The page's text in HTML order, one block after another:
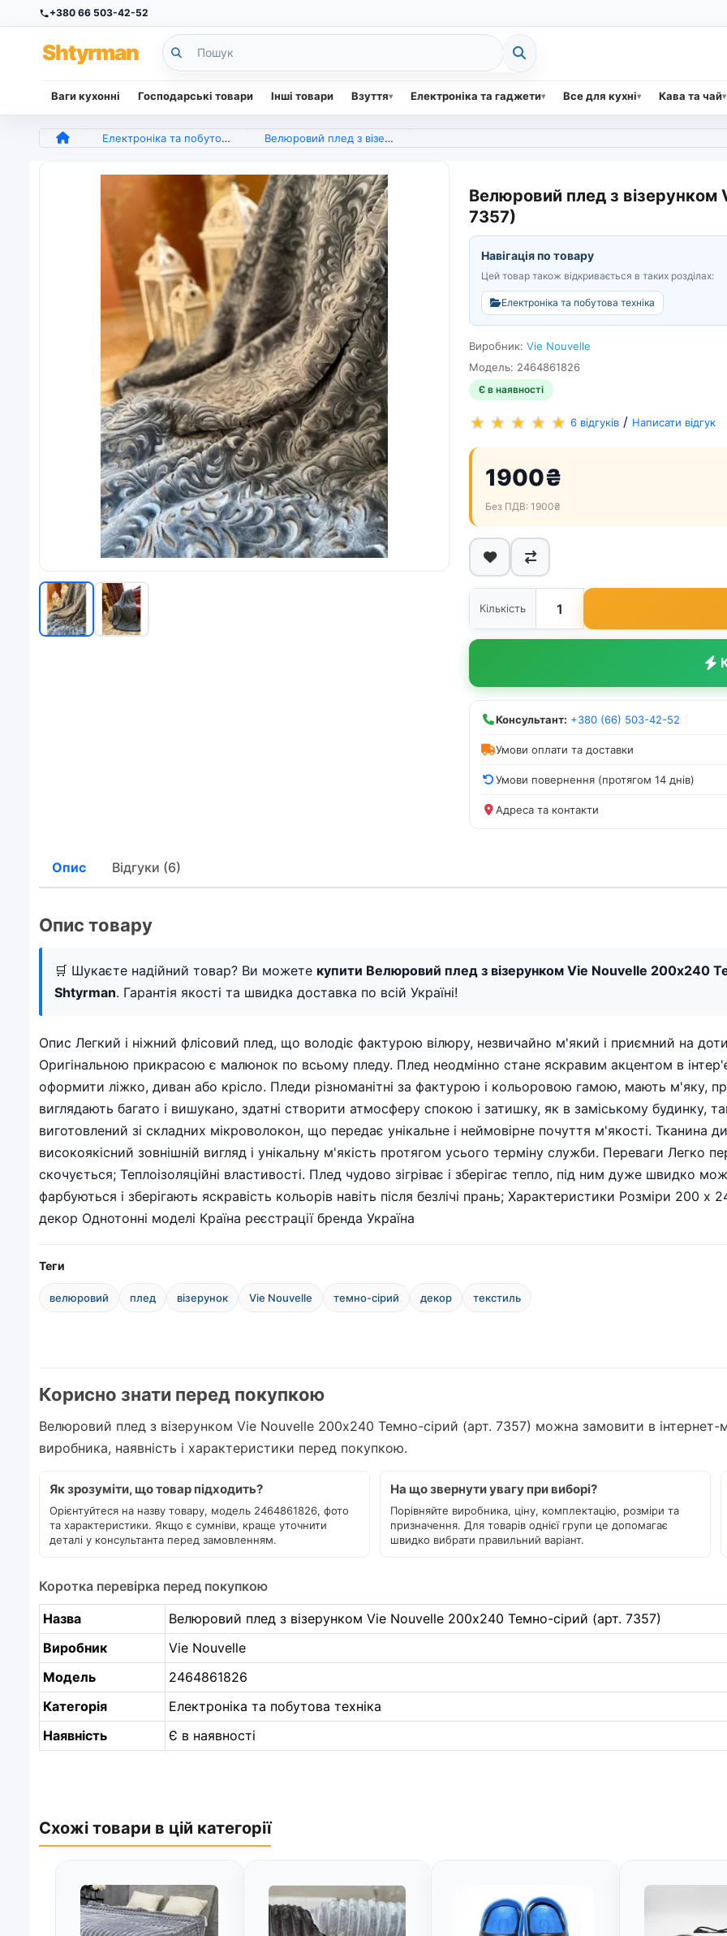
+380 66 503-42-52
Shtyrman
Ваги кухонні Господарські товари Інші товари Взуття Електроніка та гаджети Все для кухні Кава та чай
Електроніка та побутова техніка Велюровий плед з візерунком Vie Nouvelle 200х240 Темно-сірий (арт. 7357)
Велюровий плед з
7357)
Навігація по товару
Цей товар також відкривається в таких розділах:
Електроніка та побутова техніка
Виробник: Vie Nouvelle
Модель: 2464861826
Є в наявності
6 відгуків / Написати відгук
1900₴
Без ПДВ: 1900₴
Кількість
Консультант: +380 (66) 503-42-52
Умови оплати та доставки
Умови повернення (протягом 14 днів)
Адреса та контакти
Опис Відгуки (6)
Опис товару
🛒 Шукаєте надійний товар? Ви можете купити Велюровий плед з візерунком Vie Nouvelle 200х240
Shtyrman. Гарантія якості та швидка доставка по всій Україні!
Опис Легкий і ніжний флісовий плед, що володіє фактурою вілюру, незвичайно м'який і приємний на
Оригінальною прикрасою є малюнок по всьому пледу. Плед неодмінно стане яскравим акцентом в
оформити ліжко, диван або крісло. Пледи різноманітні за фактурою і кольоровою гамою, мають м'яку,
виглядають багато і вишукано, здатні створити атмосферу спокою і затишку, як в заміському будинку,
виготовлений зі складних мікроволокон, що передає унікальне і неймовірне почуття м'якості. Тканина
високоякісний зовнішній вигляд і унікальну м'якість протягом усього терміну служби. Переваги Легко
скочується; Теплоізоляційні властивості. Плед чудово зігріває і зберігає тепло, під ним дуже швидко
фарбуються і зберігають яскравість кольорів навіть після безлічі прань; Характеристики Розміри 200
декор Однотонні моделі Країна реєстрації бренда Україна
Теги
велюровий плед візерунок Vie Nouvelle темно-сірий декор текстиль
Корисно знати перед покупкою
Велюровий плед з візерунком Vie Nouvelle 200х240 Темно-сірий (арт. 7357) можна замовити в інтернет-
виробника, наявність і характеристики перед покупкою.
Як зрозуміти, що товар підходить?
Орієнтуйтеся на назву товару, модель 2464861826, фото
та характеристики. Якщо є сумніви, краще уточнити
деталі у консультанта перед замовленням.
На що звернути увагу при виборі?
Порівняйте виробника, ціну, комплектацію, розміри та
призначення. Для товарів однієї групи це допомагає
швидко вибрати правильний варіант.
Коротка перевірка перед покупкою
Назва
Велюровий плед з візерунком Vie Nouvelle 200х240 Темно-сірий (арт. 7357)
Виробник
Vie Nouvelle
Модель
2464861826
Категорія
Електроніка та побутова техніка
Наявність
Є в наявності
Схожі товари в цій категорії